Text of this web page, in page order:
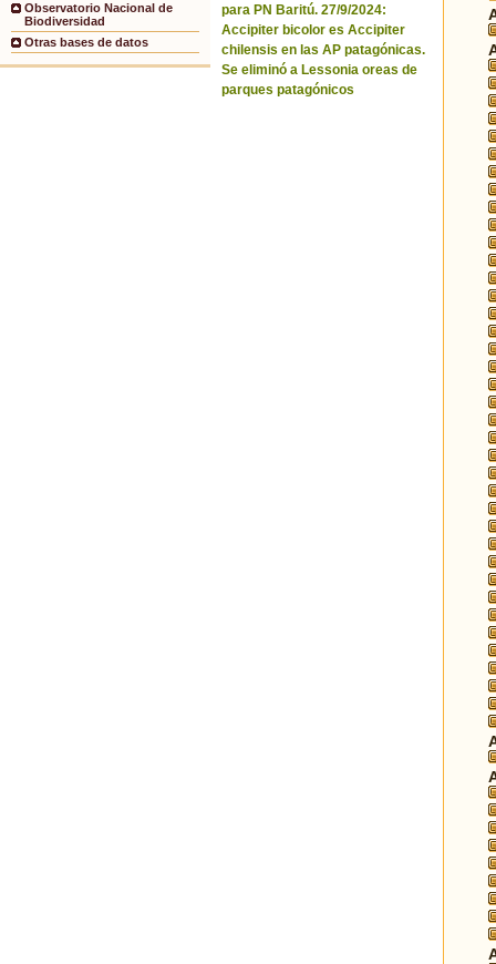
Observatorio Nacional de
Biodiversidad
Otras bases de datos
para PN Baritú. 27/9/2024:
Accipiter bicolor es Accipiter
chilensis en las AP patagónicas.
Se eliminó a Lessonia oreas de
parques patagónicos